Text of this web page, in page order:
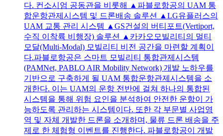
다. 컨소시엄 공동관을 비롯해 ▲파블로항공의 UAM 통
합운항관제시스템 및 드론배송 솔루션 ▲LG유플러스의
UAM 교통 관리 시스템 ▲GS건설의 버티포트(Vertiport,
수직 이착륙 비행장) 솔루션 ▲카카오모빌리티의 멀티
모달(Multi-Modal) 모빌리티 비전 공간을 마련할 계획이
다.파블로항공은 스마트 모빌리티 통합관제시스템
(PAMNet, PABLO AIR Mobility Network) 개발 노하우를
기반으로 구축하게 될 UAM 통합운항관제시스템을 소
개한다. 이는 UAM의 운항 전반에 걸쳐 하나의 통합된
시스템을 통해 위험 요인을 분석하여 안전한 운항이 가
능하도록 관리하는 시스템이다. 또한 각 부문별 사업영
역 및 자체 개발한 드론을 소개하며, 물류 드론 배송을 주
제로 한 체험형 이벤트를 진행한다. 파블로항공이 개발